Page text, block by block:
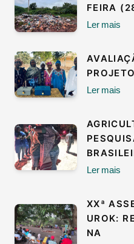
FEIRA
Ler mais
Ler mais
Ler mais
XXª
UROK:
NA